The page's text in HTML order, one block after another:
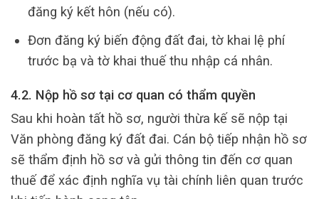
đăng ký kết hôn (nếu có).
Đơn đăng ký biến động đất đai, tờ khai lệ phí
trước bạ và tờ khai thuế thu nhập cá nhân.
4.2. Nộp hồ sơ tại cơ quan có thẩm quyền
Sau khi hoàn tất hồ sơ, người thừa kế sẽ nộp tại
Văn phòng đăng ký đất đai. Cán bộ tiếp nhận hồ sơ
sẽ thẩm định hồ sơ và gửi thông tin đến cơ quan
thuế để xác định nghĩa vụ tài chính liên quan trước